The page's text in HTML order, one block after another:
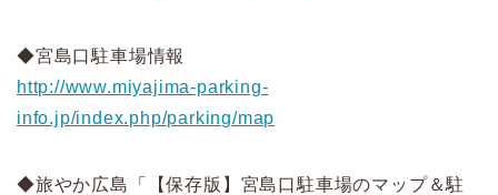
◆宮島口駐車場情報
http://www.miyajima-parking-
info.jp/index.php/parking/map
◆旅やか広島「【保存版】宮島口駐車場のマップ＆駐